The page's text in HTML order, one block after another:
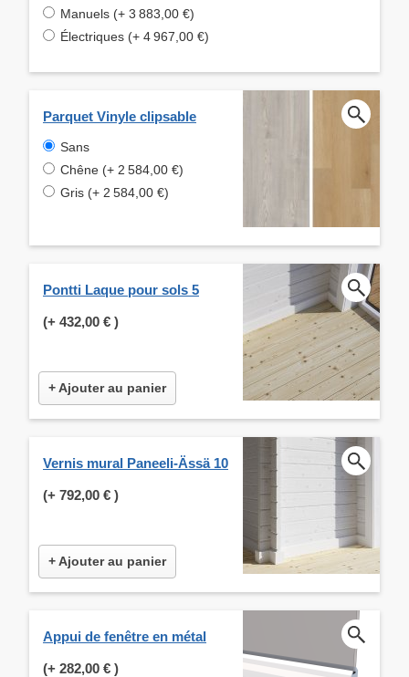
Manuels (+ 3 883,00 €)
Électriques (+ 4 967,00 €)
Parquet Vinyle clipsable
Sans
Chêne (+ 2 584,00 €)
Gris (+ 2 584,00 €)
Pontti Laque pour sols 5
(+ 432,00 € )
+ Ajouter au panier
Vernis mural Paneeli-Ässä 10
(+ 792,00 € )
+ Ajouter au panier
Appui de fenêtre en métal
(+ 282,00 € )